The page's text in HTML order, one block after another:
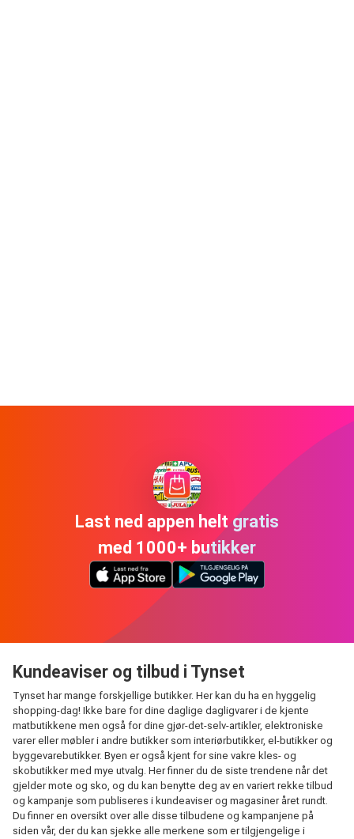
Last ned appen helt gratis
med 1000+ butikker
Kundeaviser og tilbud i Tynset
Tynset har mange forskjellige butikker. Her kan du ha en hyggelig
shopping-dag! Ikke bare for dine daglige dagligvarer i de kjente
matbutikkene men også for dine gjør-det-selv-artikler, elektroniske
varer eller møbler i andre butikker som interiørbutikker, el-butikker og
byggevarebutikker. Byen er også kjent for sine vakre kles- og
skobutikker med mye utvalg. Her finner du de siste trendene når det
gjelder mote og sko, og du kan benytte deg av en variert rekke tilbud
og kampanje som publiseres i kundeaviser og magasiner året rundt.
Du finner en oversikt over alle disse tilbudene og kampanjene på
siden vår, der du kan sjekke alle merkene som er tilgjengelige i